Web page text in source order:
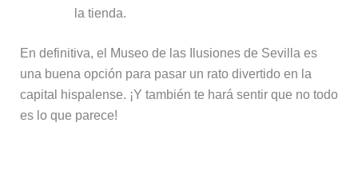
la tienda.
En definitiva, el Museo de las Ilusiones de Sevilla es
una buena opción para pasar un rato divertido en la
capital hispalense. ¡Y también te hará sentir que no todo
es lo que parece!